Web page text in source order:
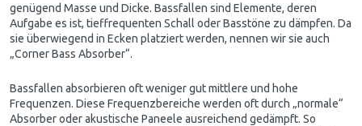
genügend Masse und Dicke. Bassfallen sind Elemente, deren
Aufgabe es ist, tieffrequenten Schall oder Basstöne zu dämpfen. Da
sie überwiegend in Ecken platziert werden, nennen wir sie auch
„Corner Bass Absorber“.
Bassfallen absorbieren oft weniger gut mittlere und hohe
Frequenzen. Diese Frequenzbereiche werden oft durch „normale“
Absorber oder akustische Paneele ausreichend gedämpft. So